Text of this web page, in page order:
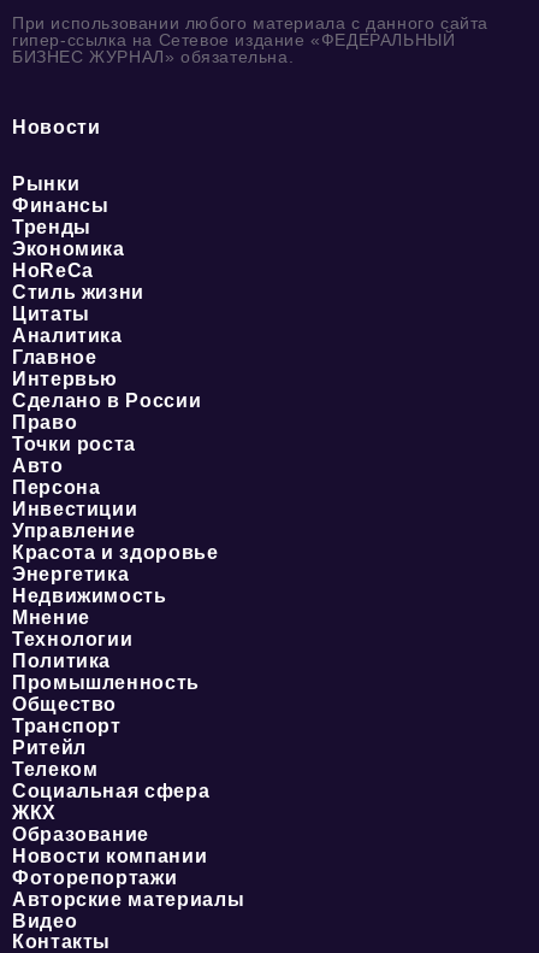
При использовании любого материала с данного сайта
гипер-ссылка на Сетевое издание «ФЕДЕРАЛЬНЫЙ
БИЗНЕС ЖУРНАЛ» обязательна.
Новости
Рынки
Финансы
Тренды
Экономика
HoReCa
Стиль жизни
Цитаты
Аналитика
Главное
Интервью
Сделано в России
Право
Точки роста
Авто
Персона
Инвестиции
Управление
Красота и здоровье
Энергетика
Недвижимость
Мнение
Технологии
Политика
Промышленность
Общество
Транспорт
Ритейл
Телеком
Социальная сфера
ЖКХ
Образование
Новости компании
Фоторепортажи
Авторские материалы
Видео
Контакты